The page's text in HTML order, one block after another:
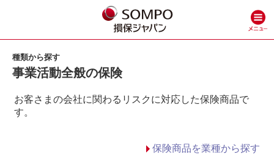
種類から探す
事業活動全般の保険
お客さまの会社に関わるリスクに対応した保険商品で
す。
保険商品を業種から探す